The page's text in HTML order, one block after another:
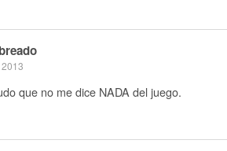
que no me dice NADA del juego.